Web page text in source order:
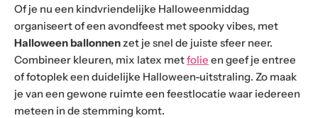
Of je nu een kindvriendelijke Halloweenmiddag
organiseert of een avondfeest met spooky vibes, met
Halloween ballonnenzet je snel de juiste sfeer neer.
Combineer kleuren, mix latex metfolie en geef je entree
of fotoplek een duidelijke Halloween-uitstraling. Zo maak
je van een gewone ruimte een feestlocatie waar iedereen
meteen in de stemming komt.